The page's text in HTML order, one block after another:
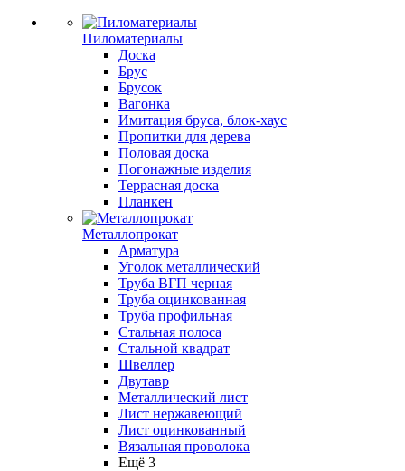
Пиломатериалы
Доска
Брус
Брусок
Вагонка
Имитация бруса, блок-хаус
Пропитки для дерева
Половая доска
Погонажные изделия
Террасная доска
Планкен
Металлопрокат
Арматура
Уголок металлический
Труба ВГП черная
Труба оцинкованная
Труба профильная
Стальная полоса
Стальной квадрат
Швеллер
Двутавр
Металлический лист
Лист нержавеющий
Лист оцинкованный
Вязальная проволока
Ещё 3